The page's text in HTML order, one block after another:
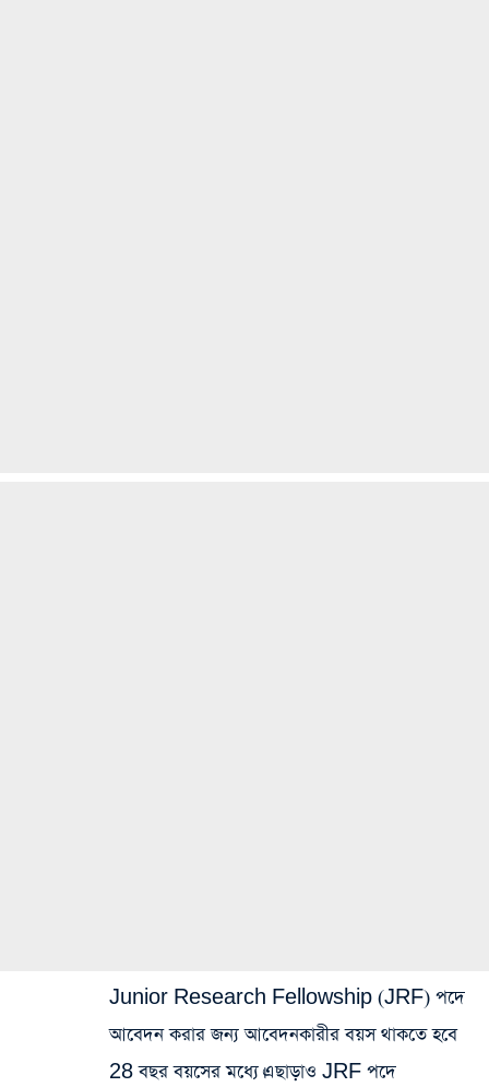
Junior Research Fellowship (JRF) পদে
আবেদন করার জন্য আবেদনকারীর বয়স থাকতে হবে
28 বছর বয়সের মধ্যে।এছাড়াও JRF পদে